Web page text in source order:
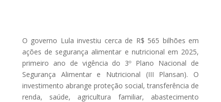
O governo Lula investiu cerca de R$ 565 bilhões em
ações de segurança alimentar e nutricional em 2025,
primeiro ano de vigência do 3º Plano Nacional de
Segurança Alimentar e Nutricional (III Plansan). O
investimento abrange proteção social, transferência de
renda, saúde, agricultura familiar, abastecimento